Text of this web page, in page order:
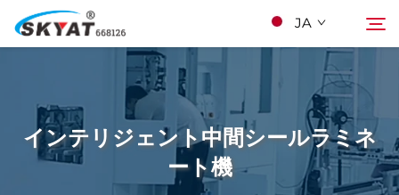
JA
スカイアットについて
シワなし収縮包装機
検索
インテリジェント中間シールラミネ
ート機